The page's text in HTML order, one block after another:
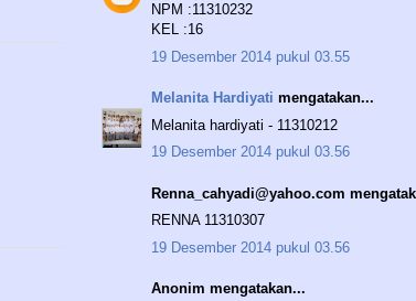
NPM :11310232
KEL :16
19 Desember 2014 pukul 03.55
Melanita Hardiyati mengatakan...
Melanita hardiyati - 11310212
19 Desember 2014 pukul 03.56
Renna_cahyadi@yahoo.com
RENNA 11310307
19 Desember 2014 pukul 03.56
Anonim mengatakan...